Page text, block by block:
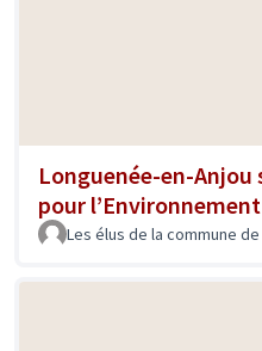
Longuenée-en-Anjou
pour l’Environnement
Les élus de la commune